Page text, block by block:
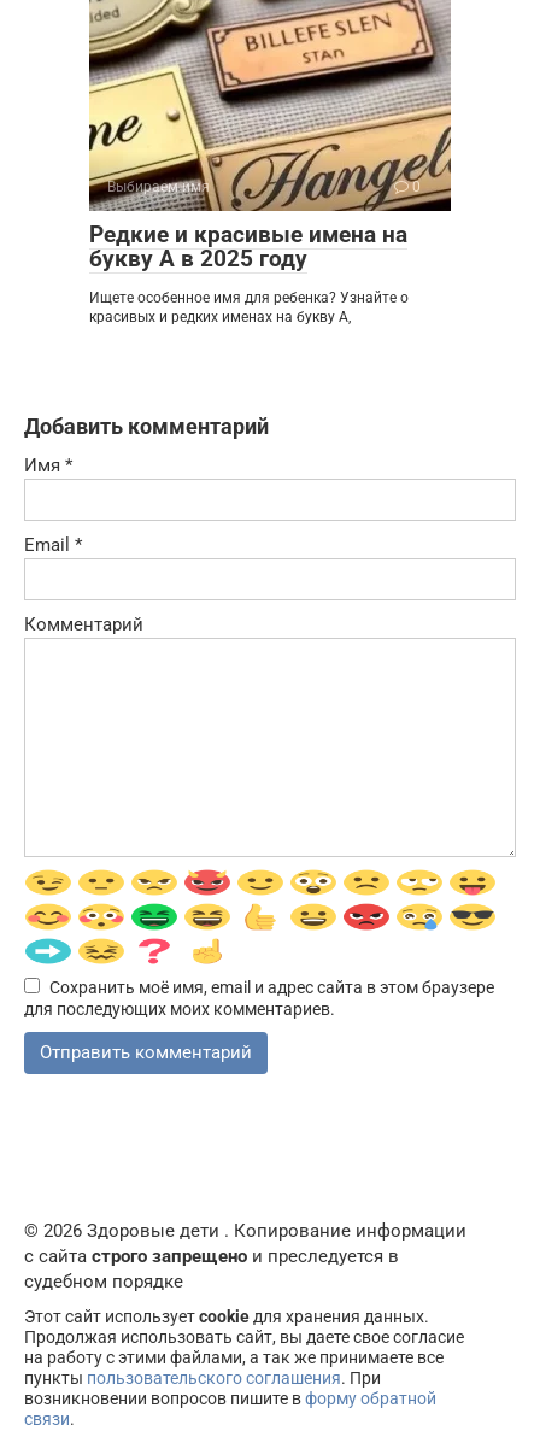
Выбираем имя 0
Редкие и красивые имена на
букву А в 2025 году
Ищете особенное имя для ребенка? Узнайте о
красивых и редких именах на букву А,
Добавить комментарий
Имя *
Email *
Комментарий
Сохранить моё имя, email и адрес сайта в этом браузере
для последующих моих комментариев.
© 2026 Здоровые дети . Копирование информации
с сайта строго запрещено и преследуется в
судебном порядке
Этот сайт используетcookie для хранения данных.
Продолжая использовать сайт, вы даете свое согласие
на работу с этими файлами, а так же принимаете все
пункты пользовательского соглашения. При
возникновении вопросов пишите вформу обратной
связи.